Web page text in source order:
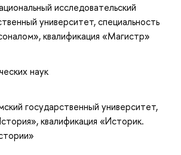
исследовательский
университет, специальность
квалификация «Магистр»
наук
государственный университет,
квалификация «Историк.